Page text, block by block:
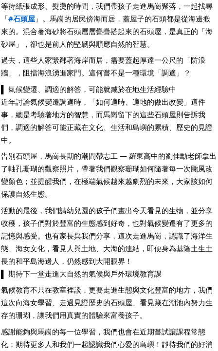
等待紙張成形、熨燙的時間，我們帶孩子走進馬崗聚落，一起找尋
「#石頭屋 」。馬崗的居民傍海而居，蓋屋子的石頭都是從海邊搬
來的。混合著海砂將石頭層層疊疊搭起來的石頭屋，是真正的「海
砂屋」，卻也是前人的堅韌與順應自然的智慧。
過去，這些人家緊鄰著海岸而居，需要蓋起厚達一公尺的「防浪
牆」，阻擋海浪湧進家門。這何嘗不是一種環境「調適」？
▌ 氣候變遷、調適的解答，可能就臧於在地生活經驗中
近年討論氣候變遷調適時，「如何適時、適地的做出改變」這件
事，總是考驗著地方的智慧，而馬崗留下的這些石頭屋則告訴我
們，調適的解答可能正藏在文化、生活和島嶼的累積、歷史的見證
中。
告別石頭屋，馬崗長期的潮間帶志工 — 羅東高中的劉佳勳老師拿出
了軸孔珊瑚的觀察照片，帶著我們觀察珊瑚如何隨著每一次颱風改
變顏色；並提醒我們，在極端氣候越來越劇烈的未來，大家該如何
保護自然生態。
活動的最後，我們請幼兒園的孩子們畫出今天看見的生物，並分享
收穫，孩子們對於豐富的生態感到好奇，也對氣候變遷有了更多的
記憶與感受。也有家長與我們分享，這次走進馬崗，認識了海洋生
態、海女文化，看見人與土地、大海的連結，即便身為基隆土生土
長的和平島海邊人，仍然感到大開眼界！
▌ 期待下一堂走進大自然的氣候與戶外環境教育課
氣候教育不只在教室裡談，更要走進生態與文化豐富的地方，我們
這次向海女學習、走過見證歷史的石頭屋、看見藏在潮池內努力生
存的珊瑚，讓我們用真實的體驗來富養孩子。
感謝能夠與馬崗的每一位學習，我們也會在近期嘗試讓課程常態
化；期待更多人和我們一起認識我們心愛的島嶼！靜待我們的好消